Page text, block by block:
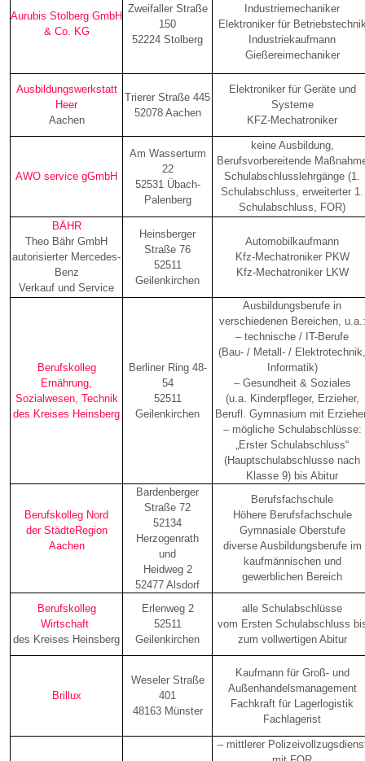
Aurubis Stolberg GmbH
& Co. KG
Zweifaller Straße
150
52224 Stolberg
Industriemechaniker
Elektroniker für
Industriekaufmann
Gießereimechaniker
Ausbildungswerkstatt
Heer
Aachen
Trierer Straße 445
52078 Aachen
Elektroniker für Geräte und
Systeme
KFZ-Mechatroniker
AWO service gGmbH
Am Wasserturm
22
52531 Übach-
Palenberg
keine Ausbildung,
Berufsvorbereitende
Schulabschlusslehrgänge (1.
Schulabschluss, erweiterter 1.
Schulabschluss, FOR)
BÄHR
Theo Bähr GmbH
autorisierter Mercedes-
Benz
Verkauf und Service
Heinsberger
Straße 76
52511
Geilenkirchen
Automobilkaufmann
Kfz-Mechatroniker PKW
Kfz-Mechatroniker LKW
Berufskolleg
Ernährung,
Sozialwesen, Technik
des Kreises Heinsberg
Berliner Ring 48-
54
52511
Geilenkirchen
Ausbildungsberufe in
verschiedenen Bereichen, u.a.:
– technische / IT-Berufe
(Bau- / Metall- / Elektrotechnik,
Informatik)
– Gesundheit & Soziales
(u.a. Kinderpfleger, Erzieher,
Berufl. Gymnasium mit
– mögliche Schulabschlüsse:
„Erster Schulabschluss“
(Hauptschulabschlusse nach
Klasse 9) bis Abitur
Berufskolleg Nord
der StädteRegion
Aachen
Bardenberger
Straße 72
52134
Herzogenrath
und
Heidweg 2
52477 Alsdorf
Berufsfachschule
Höhere Berufsfachschule
Gymnasiale Oberstufe
diverse Ausbildungsberufe im
kaufmännischen und
gewerblichen Bereich
Berufskolleg
Wirtschaft
des Kreises Heinsberg
Erlenweg 2
52511
Geilenkirchen
alle Schulabschlüsse
vom Ersten Schulabschluss
zum vollwertigen Abitur
Brillux
Weseler Straße
401
48163 Münster
Kaufmann für Groß- und
Außenhandelsmanagement
Fachkraft für Lagerlogistik
Fachlagerist
– mittlerer